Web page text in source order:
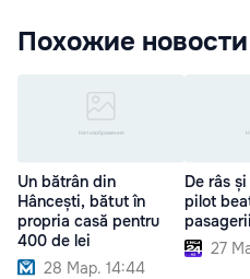
Похожие новости
Un bătrân din
Hâncești, bătut în
propria casă pentru
400 de lei
28 Мар. 14:44
De râs
pilot
27